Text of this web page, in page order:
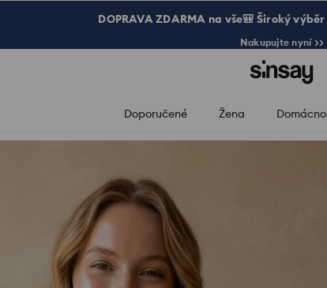
DOPRAVA ZDARMA na vše🎒 Široký
Nakupujte nyní >>
Doporučené Žena